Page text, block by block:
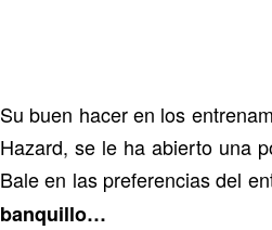
Su buen hacer en los
Hazard, se le ha abierto una
Bale en las preferencias del
banquillo…